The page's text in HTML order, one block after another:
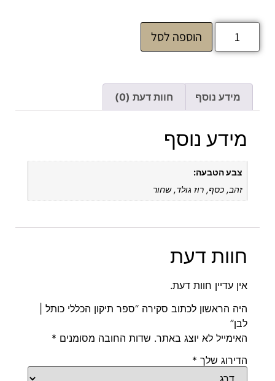
הוספה לסל
מידע נוסף חוות דעת (0)
מידע נוסף
צבע הטבעה:
זהב, כסף, רוז גולד, שחור
חוות דעת
אין עדיין חוות דעת.
היה הראשון לכתוב סקירה “ספר תיקון הכללי כותל |
לבן”
האימייל לא יוצג באתר. שדות החובה מסומנים *
הדירוג שלך *